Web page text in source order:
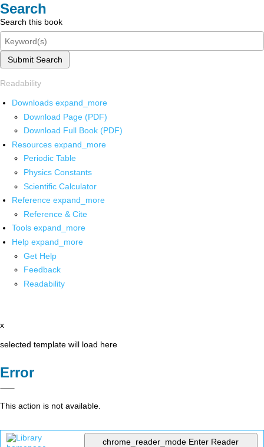
Search
Search this book
Submit Search
Readability
Downloads expand_more
Download Page (PDF)
Download Full Book (PDF)
Resources expand_more
Periodic Table
Physics Constants
Scientific Calculator
Reference expand_more
Reference & Cite
Tools expand_more
Help expand_more
Get Help
Feedback
Readability
x
selected template will load here
Error
This action is not available.
chrome_reader_mode Enter Reader